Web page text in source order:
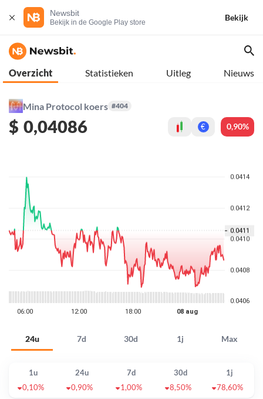
Newsbit
Bekijk in de Google Play store
Bekijk
Overzicht Statistieken Uitleg Nieuws
Mina Protocol koers #404
$ 0,04086 € 0,90%
24u 7d 30d 1j Max
1u 24u 7d 30d
1j
0,10%
0,90% 1,00% 8,50% 78,60%